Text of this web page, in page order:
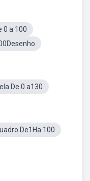
0 a 100
De 0 a130
De1Ha 100